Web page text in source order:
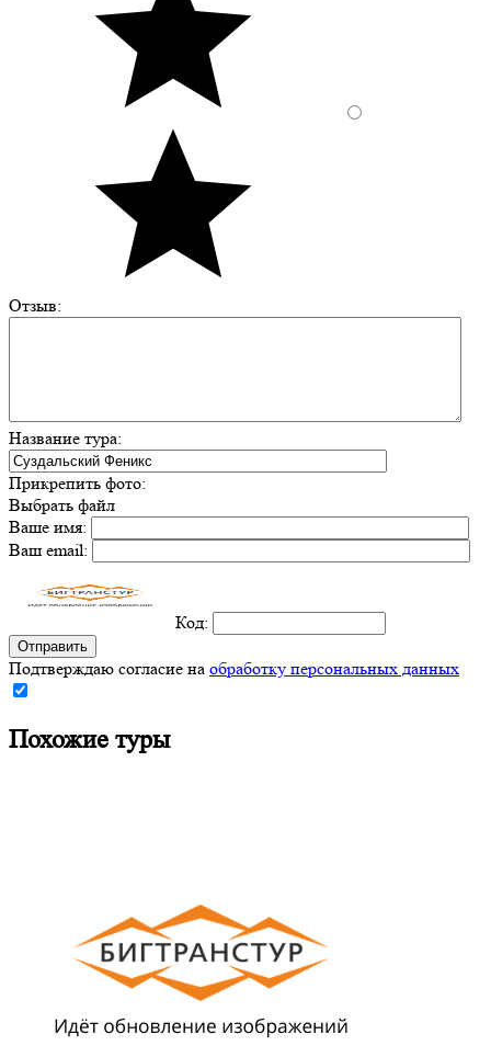
Отзыв:
Название тура:
Прикрепить фото:
Выбрать файл
Ваше имя:
Ваш email:
Код:
Подтверждаю согласие на обработку персональных данных
Похожие туры